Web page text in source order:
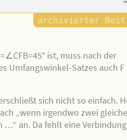
ist, muss nach der
Umfangswinkel-Satzes auch F
sich nicht so einfach.
„wenn irgendwo zwei gleiche
…“ an. Da fehlt eine